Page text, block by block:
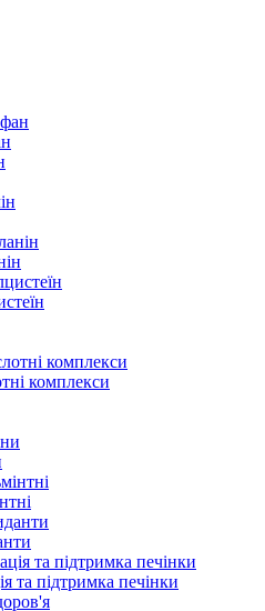
комплекси
та підтримка печінки